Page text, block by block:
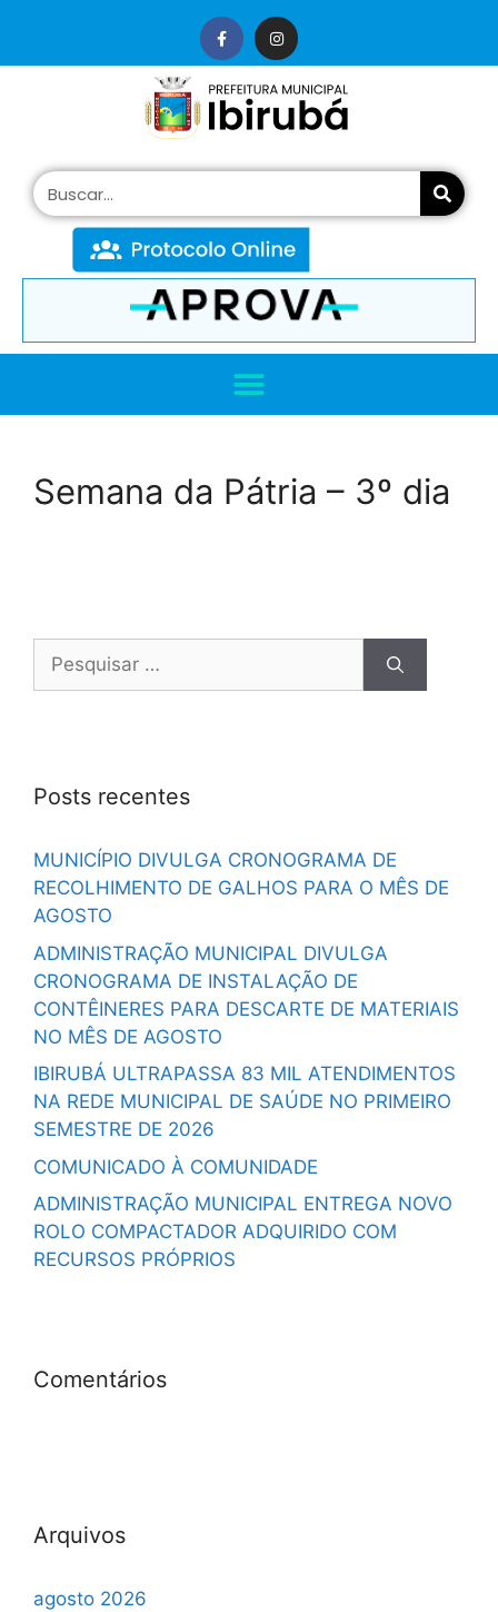
Semana da Pátria – 3º dia
Posts recentes
MUNICÍPIO DIVULGA CRONOGRAMA DE
RECOLHIMENTO DE GALHOS PARA O MÊS DE
AGOSTO
ADMINISTRAÇÃO MUNICIPAL DIVULGA
CRONOGRAMA DE INSTALAÇÃO DE
CONTÊINERES PARA DESCARTE DE MATERIAIS
NO MÊS DE AGOSTO
IBIRUBÁ ULTRAPASSA 83 MIL ATENDIMENTOS
NA REDE MUNICIPAL DE SAÚDE NO PRIMEIRO
SEMESTRE DE 2026
COMUNICADO À COMUNIDADE
ADMINISTRAÇÃO MUNICIPAL ENTREGA NOVO
ROLO COMPACTADOR ADQUIRIDO COM
RECURSOS PRÓPRIOS
Comentários
Arquivos
agosto 2026